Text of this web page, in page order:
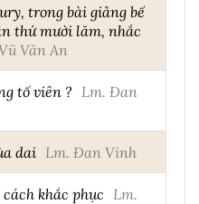
trong bài giảng bế
thứ mười lăm, nhắc
Văn An
tố viên ? Lm. Đan
dai Lm. Đan Vinh
khắc phục Lm.